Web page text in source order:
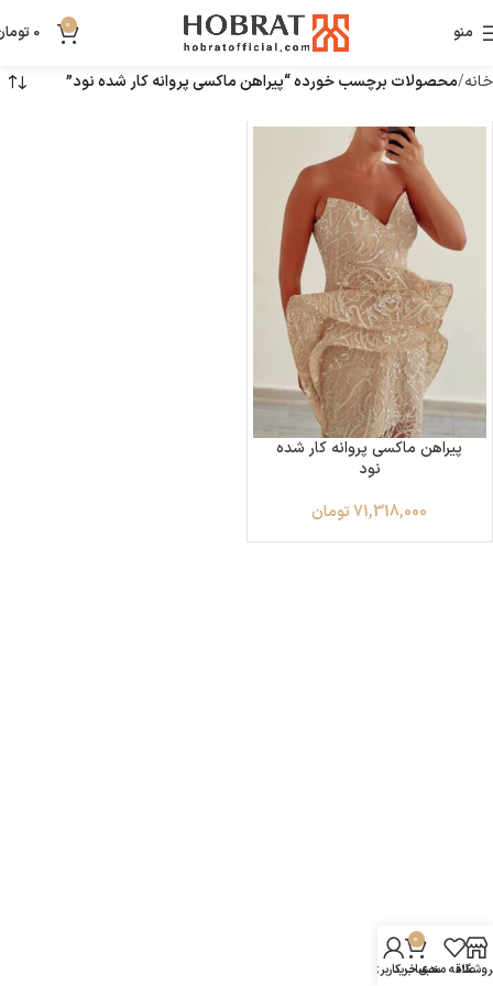
منو 0
0
خانه محصولات برچسب خورده “پیراهن ماکسی پروانه کار شده نود”
پیراهن ماکسی پروانه کار شده
نود
71,318,000 تومان
علاقه مندی
0
سبد خرید
حساب کاربری من